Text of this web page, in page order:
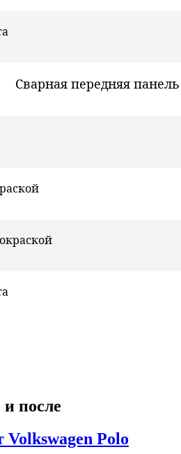
Сварная передняя панель
после
Volkswagen Polo